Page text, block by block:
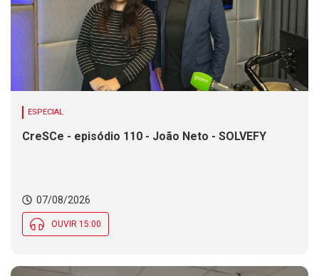
ESPECIAL
CreSCe - episódio 110 - João Neto - SOLVEFY
07/08/2026
OUVIR 15:00